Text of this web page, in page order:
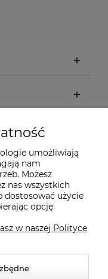
umożliwiają
nam
Możesz
nas wszystkich
dostosować użycie
opcję
w naszej Polityce